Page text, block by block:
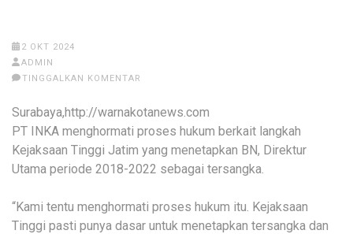
2 OKT 2024
ADMIN
TINGGALKAN KOMENTAR
Surabaya,http://warnakotanews.com
PT INKA menghormati proses hukum berkait langkah
Kejaksaan Tinggi Jatim yang menetapkan BN, Direktur
Utama periode 2018-2022 sebagai tersangka.
“Kami tentu menghormati proses hukum itu. Kejaksaan
Tinggi pasti punya dasar untuk menetapkan tersangka dan